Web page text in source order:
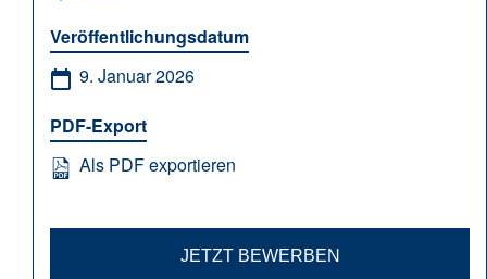
Veröffentlichungsdatum
9. Januar 2026
PDF-Export
Als PDF exportieren
JETZT BEWERBEN